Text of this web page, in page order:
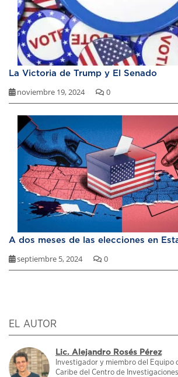
La Victoria de Trump y El Senado
noviembre 19, 2024 0
A dos meses de las elecciones en
septiembre 5, 2024 0
EL AUTOR
Lic. Alejandro Rosés Pérez
Investigador y miembro del Equipo
Caribe del Centro de